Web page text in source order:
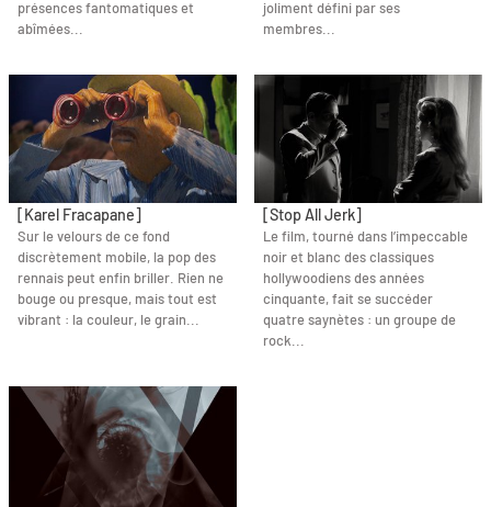
présences fantomatiques et
abîmées...
joliment défini par ses
membres...
[Karel Fracapane]
Sur le velours de ce fond
discrètement mobile, la pop des
rennais peut enfin briller. Rien ne
bouge ou presque, mais tout est
vibrant : la couleur, le grain...
[Stop All Jerk]
Le film, tourné dans l’impeccable
noir et blanc des classiques
hollywoodiens des années
cinquante, fait se succéder
quatre saynètes : un groupe de
rock...